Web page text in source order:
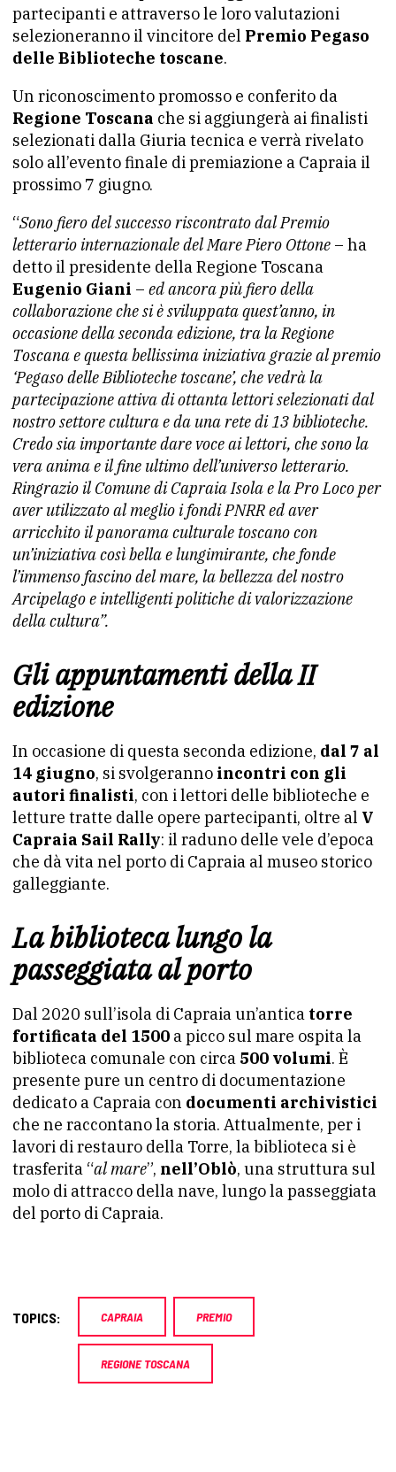
partecipanti e attraverso le loro valutazioni
selezioneranno il vincitore del Premio Pegaso
delle Biblioteche toscane.
Un riconoscimento promosso e conferito da
Regione Toscana che si aggiungerà ai finalisti
selezionati dalla Giuria tecnica e verrà rivelato
solo all’evento finale di premiazione a Capraia il
prossimo 7 giugno.
“Sono fiero del successo riscontrato dal Premio
letterario internazionale del Mare Piero Ottone – ha
detto il presidente della Regione Toscana
Eugenio Giani – ed ancora più fiero della
collaborazione che si è sviluppata quest’anno, in
occasione della seconda edizione, tra la Regione
Toscana e questa bellissima iniziativa grazie al premio
‘Pegaso delle Biblioteche toscane’, che vedrà la
partecipazione attiva di ottanta lettori selezionati dal
nostro settore cultura e da una rete di 13 biblioteche.
Credo sia importante dare voce ai lettori, che sono la
vera anima e il fine ultimo dell’universo letterario.
Ringrazio il Comune di Capraia Isola e la Pro Loco per
aver utilizzato al meglio i fondi PNRR ed aver
arricchito il panorama culturale toscano con
un’iniziativa così bella e lungimirante, che fonde
l’immenso fascino del mare, la bellezza del nostro
Arcipelago e intelligenti politiche di valorizzazione
della cultura”.
Gli appuntamenti della II
edizione
In occasione di questa seconda edizione, dal 7 al
14 giugno, si svolgeranno incontri con gli
autori finalisti, con i lettori delle biblioteche e
letture tratte dalle opere partecipanti, oltre al V
Capraia Sail Rally: il raduno delle vele d’epoca
che dà vita nel porto di Capraia al museo storico
galleggiante.
La biblioteca lungo la
passeggiata al porto
Dal 2020 sull’isola di Capraia un’antica torre
fortificata del 1500 a picco sul mare ospita la
biblioteca comunale con circa 500 volumi. È
presente pure un centro di documentazione
dedicato a Capraia con documenti archivistici
che ne raccontano la storia. Attualmente, per i
lavori di restauro della Torre, la biblioteca si è
trasferita “al mare”, nell’Oblò, una struttura sul
molo di attracco della nave, lungo la passeggiata
del porto di Capraia.
TOPICS: CAPRAIA PREMIO
REGIONE TOSCANA